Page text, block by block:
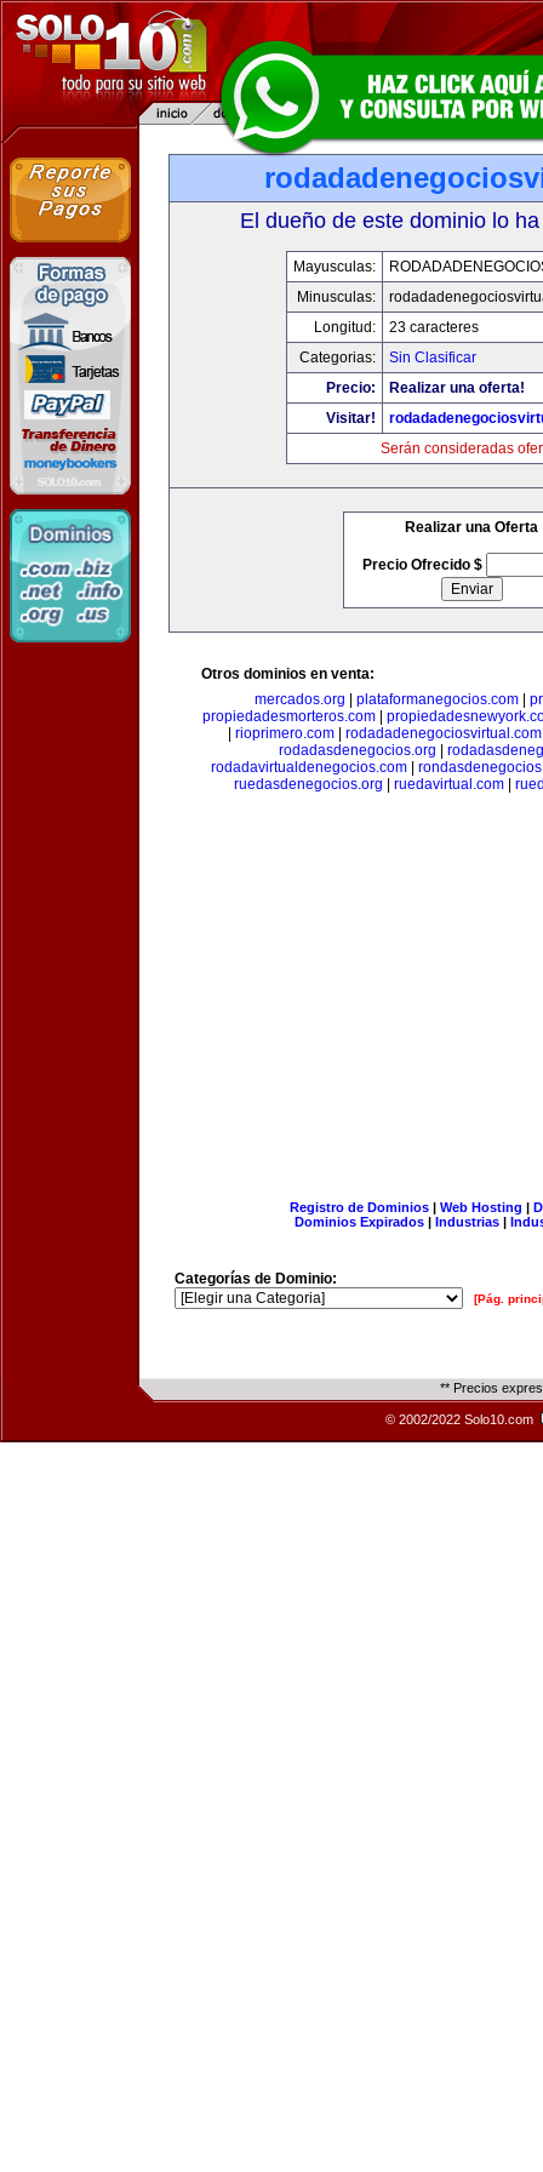
El dueño de este dominio lo
Mayusculas:
Minusculas:
Longitud:
23 caracteres
Categorias:
Sin Clasificar
Precio:
Realizar una oferta!
Visitar!
Serán consideradas
Realizar una Oferta
Precio Ofrecido $
Otros dominios en venta:
mercados.org
plataformanegocios.com
propiedadesmorteros.com
rioprimero.com| rodadadenegociosvirtual.com
rodadasdenegocios.org
rodadavirtualdenegocios.com|
ruedasdenegocios.org
ruedavirtual.com|
Registro de Dominios| Web Hosting |
Dominios Expirados | Industrias |
Categorías de Dominio:
[Pág.
** Precios
© 2002/2022 Solo10.com